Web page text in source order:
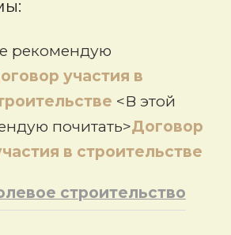
рекомендую
участия в
<В этой
почитать>Договор
в строительстве
строительство